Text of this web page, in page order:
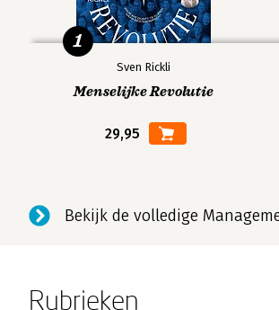
Sven Rickli
Menselijke Revolutie
29,95
1
Bekijk de volledige
Rubrieken